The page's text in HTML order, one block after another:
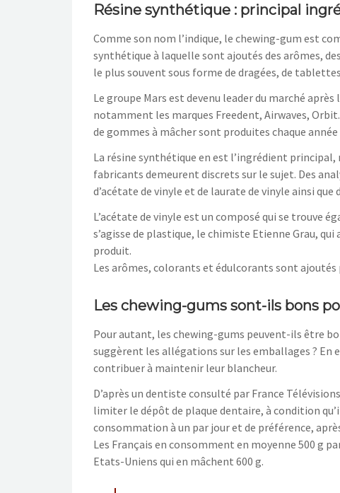
Résine synthétique : principal
Comme son nom l’indique, le chewing-gum est
synthétique à laquelle sont ajoutés des arômes,
le plus souvent sous forme de dragées, de
Le groupe Mars est devenu leader du marché
notamment les marques Freedent, Airwaves, Orbit.
de gommes à mâcher sont produites chaque
La résine synthétique en est l’ingrédient
fabricants demeurent discrets sur le sujet. Des
d’acétate de vinyle et de laurate de vinyle ainsi que
L’acétate de vinyle est un composé qui se trouve
s’agisse de plastique, le chimiste Etienne Grau,
produit.
Les arômes, colorants et édulcorants sont ajoutés
Les chewing-gums sont-ils bons
Pour autant, les chewing-gums peuvent-ils être
suggèrent les allégations sur les emballages ? En
contribuer à maintenir leur blancheur.
D’après un dentiste consulté par France
limiter le dépôt de plaque dentaire, à condition
consommation à un par jour et de préférence,
Les Français en consomment en moyenne 500 g
Etats-Uniens qui en mâchent 600 g.